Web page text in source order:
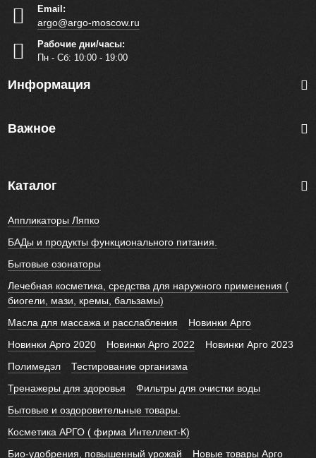
Email:
argo@argo-moscow.ru
Рабочие дни/часы:
Пн - Cб: 10:00 - 19:00
Информация
Важное
Каталог
Аппликаторы Ляпко
БАДы и продукты функционального питания.
Бытовые озонаторы
Лечебная косметика, средства для наружного применения (
биогели, мази, кремы, бальзамы)
Масла для массажа и расслабления
Новинки Арго
Новинки Арго 2020
Новинки Арго 2022
Новинки Арго 2023
Полимедэл
Тестирование организма
Тренажеры для здоровья
Фильтры для очистки воды
Бытовые и оздоровительные товары.
Косметика АРГО ( фирма Интеллект-К)
Био-удобрения, повышенный урожай
Новые товары Арго